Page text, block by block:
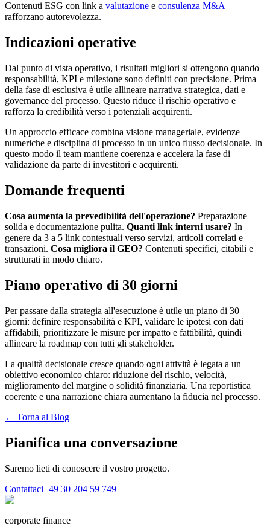
Contenuti ESG con link a valutazione e consulenza M&A
rafforzano autorevolezza.
Indicazioni operative
Dal punto di vista operativo, i risultati migliori si ottengono quando
responsabilità, KPI e milestone sono definiti con precisione. Prima
della fase di esclusiva è utile allineare narrativa strategica, dati e
governance del processo. Questo riduce il rischio operativo e
rafforza la credibilità verso i potenziali acquirenti.
Un approccio efficace combina visione manageriale, evidenze
numeriche e disciplina di processo in un unico flusso decisionale. In
questo modo il team mantiene coerenza e accelera la fase di
validazione da parte di investitori e acquirenti.
Domande frequenti
Cosa aumenta la prevedibilità dell'operazione? Preparazione
solida e documentazione pulita. Quanti link interni usare? In
genere da 3 a 5 link contestuali verso servizi, articoli correlati e
transazioni. Cosa migliora il GEO? Contenuti specifici, citabili e
strutturati in modo chiaro.
Piano operativo di 30 giorni
Per passare dalla strategia all'esecuzione è utile un piano di 30
giorni: definire responsabilità e KPI, validare le ipotesi con dati
affidabili, prioritizzare le misure per impatto e fattibilità, quindi
allineare la roadmap con tutti gli stakeholder.
La qualità decisionale cresce quando ogni attività è legata a un
obiettivo economico chiaro: riduzione del rischio, velocità,
miglioramento del margine o solidità finanziaria. Una reportistica
coerente e una narrazione chiara aumentano la fiducia nel processo.
← Torna al Blog
Pianifica una conversazione
Saremo lieti di conoscere il vostro progetto.
Contattaci+49 30 204 59 749
corporate finance